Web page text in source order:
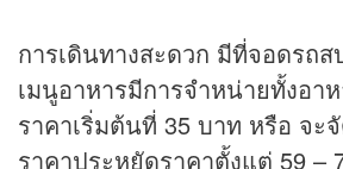
การเดินทางสะดวก มีที่จอดรถ
เมนูอาหารมีการจำหน่ายทั้งอา
ราคาเริ่มต้นที่ 35 บาท หรือ จะ
ราคาประหยัดราคาตั้งแต่ 59 –